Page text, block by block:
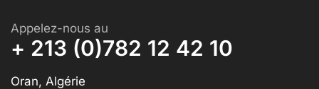
Appelez-nous au
+ 213 (0)782 12 42 10
Oran, Algérie